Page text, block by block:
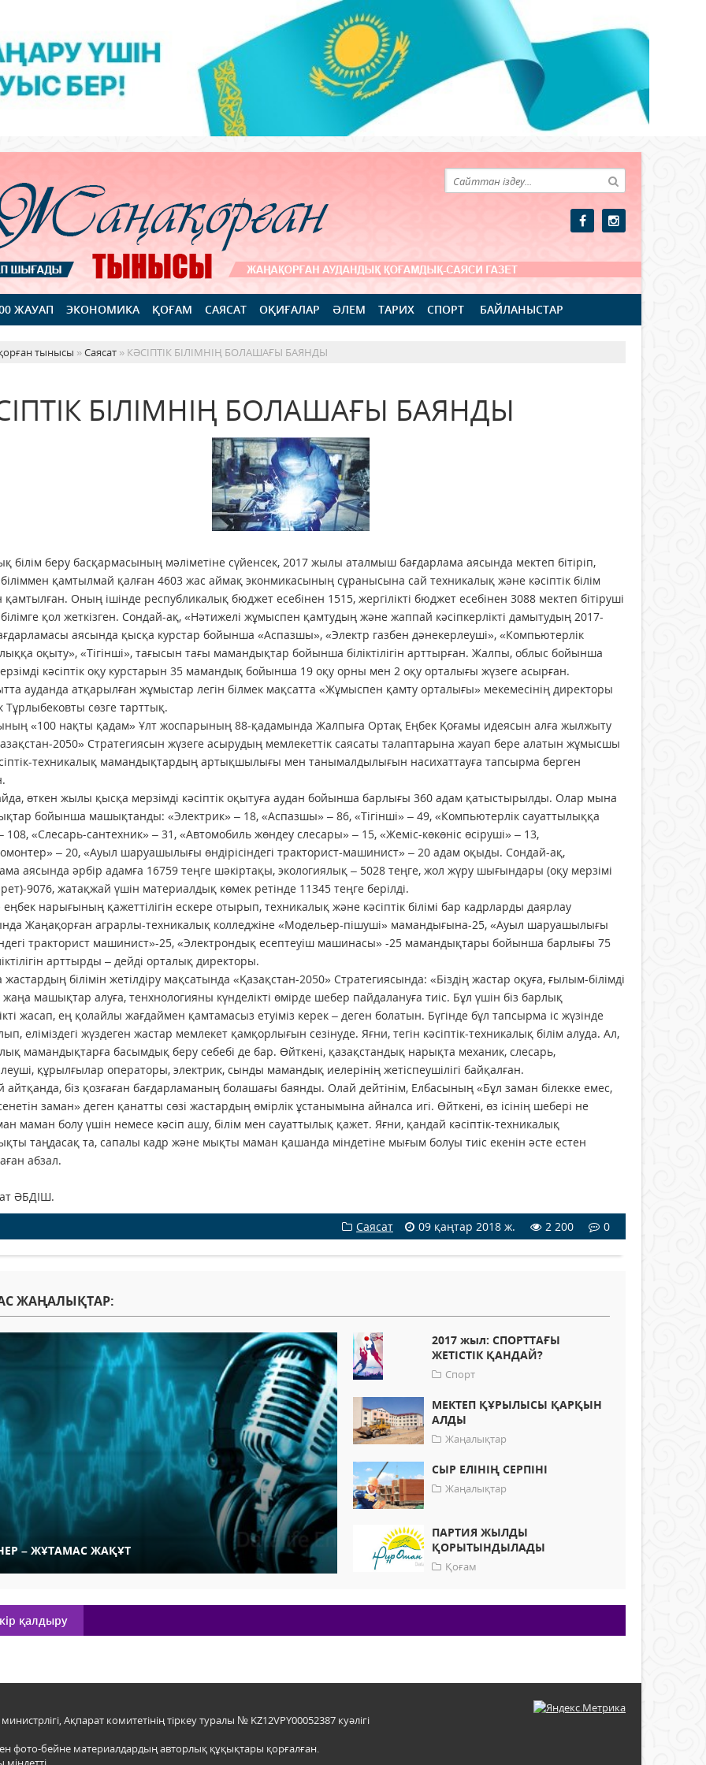
ЖАУАП ЭКОНОМИКА ҚОҒАМ САЯСАТ ОҚИҒАЛАР ӘЛЕМ ТАРИХ СПОРТ БАЙЛАНЫСТАР
тынысы »Саясат » КӘСІПТІК БІЛІМНІҢ БОЛАШАҒЫ БАЯНДЫ
БІЛІМНІҢ БОЛАШАҒЫ БАЯНДЫ
білім беру басқармасының мәліметіне сүйенсек, 2017 жылы аталмыш бағдарлама аясында мектеп бітіріп,
біліммен қамтылмай қалған 4603 жас аймақ эконмикасының сұранысына сай техникалық және кәсіптік білім
Оның ішінде республикалық бюджет есебінен 1515, жергілікті бюджет есебінен 3088 мектеп бітіруші
білімге қол жеткізген. Сондай-ақ, «Нәтижелі жұмыспен қамтудың және жаппай кәсіпкерлікті дамытудың 2017-
аясында қысқа курстар бойынша «Аспазшы», «Электр газбен дәнекерлеуші», «Компьютерлік
оқыту», «Тігінші», тағысын тағы мамандықтар бойынша біліктілігін арттырған. Жалпы, облыс бойынша
кәсіптік оқу курстарын 35 мамандық бойынша 19 оқу орны мен 2 оқу орталығы жүзеге асырған.
ауданда атқарылған жұмыстар легін білмек мақсатта «Жұмыспен қамту орталығы» мекемесінің директоры
Тұрлыбековты сөзге тарттық.
«100 нақты қадам» Ұлт жоспарының 88-қадамында Жалпыға Ортақ Еңбек Қоғамы идеясын алға жылжыту
2050» Стратегиясын жүзеге асырудың мемлекеттік саясаты талаптарына жауап бере алатын жұмысшы
техникалық мамандықтардың артықшылығы мен танымалдылығын насихаттауға тапсырма берген
өткен жылы қысқа мерзімді кәсіптік оқытуға аудан бойынша барлығы 360 адам қатыстырылды. Олар мына
бойынша машықтанды: «Электрик» – 18, «Аспазшы» – 86, «Тігінші» – 49, «Компьютерлік сауаттылыққа
108, «Слесарь-сантехник» – 31, «Автомобиль жөндеу слесары» – 15, «Жеміс-көкөніс өсіруші» – 13,
– 20, «Ауыл шаруашылығы өндірісіндегі тракторист-машинист» – 20 адам оқыды. Сондай-ақ,
аясында әрбір адамға 16759 теңге шәкіртақы, экологиялық – 5028 теңге, жол жүру шығындары (оқу мерзімі
9076, жатақжай үшін материалдық көмек ретінде 11345 теңге берілді.
нарығының қажеттілігін ескере отырып, техникалық және кәсіптік білімі бар кадрларды даярлау
Жаңақорған аграрлы-техникалық колледжіне «Модельер-пішуші» мамандығына-25, «Ауыл шаруашылығы
тракторист машинист»-25, «Электрондық есептеуіш машинасы» -25 мамандықтары бойынша барлығы 75
арттырды – дейді орталық директоры.
білімін жетілдіру мақсатында «Қазақстан-2050» Стратегиясында: «Біздің жастар оқуға, ғылым-білімді
жаңа машықтар алуға, тенхнологияны күнделікті өмірде шебер пайдалануға тиіс. Бұл үшін біз барлық
жасап, ең қолайлы жағдаймен қамтамасыз етуіміз керек – деген болатын. Бүгінде бұл тапсырма іс жүзінде
еліміздегі жүздеген жастар мемлекет қамқорлығын сезінуде. Яғни, тегін кәсіптік-техникалық білім алуда. Ал,
мамандықтарға басымдық беру себебі де бар. Өйткені, қазақстандық нарықта механик, слесарь,
құрылғылар операторы, электрик, сынды мамандық иелерінің жетіспеушілігі байқалған.
айтқанда, біз қозғаған бағдарламаның болашағы баянды. Олай дейтінім, Елбасының «Бұл заман білекке емес,
заман» деген қанатты сөзі жастардың өмірлік ұстанымына айналса игі. Өйткені, өз ісінің шебері не
маман болу үшін немесе кәсіп ашу, білім мен сауаттылық қажет. Яғни, қандай кәсіптік-техникалық
таңдасақ та, сапалы кадр және мықты маман қашанда міндетіне мығым болуы тиіс екенін әсте естен
абзал.
ӘБДІШ.
Саясат
09 қаңтар 2018 ж. 2 200 0
ЖАҢАЛЫҚТАР:
– ЖҰТАМАС ЖАҚҰТ
2017 жыл: СПОРТТАҒЫ
ЖЕТІСТІК ҚАНДАЙ?
Спорт
МЕКТЕП ҚҰРЫЛЫСЫ ҚАРҚЫН
АЛДЫ
Жаңалықтар
СЫР ЕЛІНІҢ СЕРПІНІ
Жаңалықтар
ПАРТИЯ ЖЫЛДЫ
ҚОРЫТЫНДЫЛАДЫ
Қоғам
қалдыру
Ақпарат комитетінің тіркеу туралы № KZ12VPY00052387 куәлігі
фото-бейне материалдардың авторлық құқықтары қорғалған.